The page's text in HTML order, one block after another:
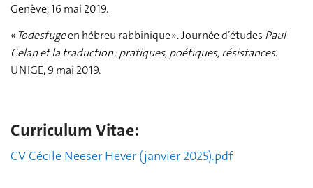
Genève, 16 mai 2019.
« Todesfugeen hébreu rabbinique ». Journée d’études Paul
Celan et la traduction : pratiques, poétiques, résistances.
UNIGE, 9 mai 2019.
Curriculum Vitae:
CV Cécile Neeser Hever (janvier 2025).pdf